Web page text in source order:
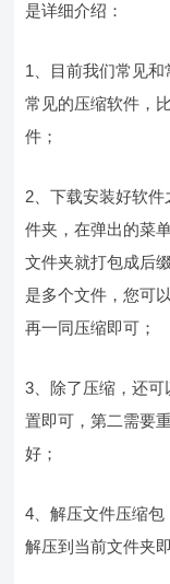
是详细介绍：
1、目前我们常见
常见的压缩软件，
件；
2、下载安装好软
件夹，在弹出的菜
文件夹就打包成后
是多个文件，您可
再一同压缩即可；
3、除了压缩，还
置即可，第二需要
好；
4、解压文件压缩
解压到当前文件夹即